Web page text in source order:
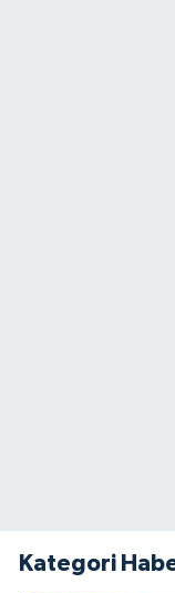
Kategori